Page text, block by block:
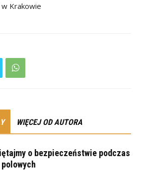
Krakowie
WIĘCEJ OD AUTORA
o bezpieczeństwie podczas